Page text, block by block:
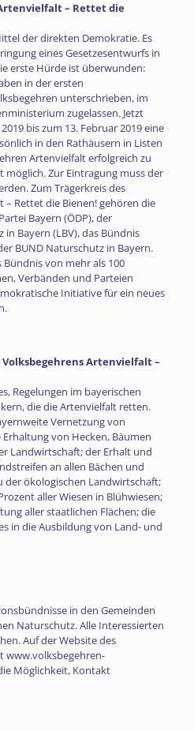
– Rettet die
der direkten Demokratie. Es
eines Gesetzesentwurfs in
erste Hürde ist überwunden:
in der ersten
unterschrieben, im
zugelassen. Jetzt
bis zum 13. Februar 2019 eine
in den Rathäusern in Listen
Artenvielfalt erfolgreich zu
möglich. Zur Eintragung muss der
Zum Trägerkreis des
Rettet die Bienen! gehören die
Bayern (ÖDP), der
Bayern (LBV), das Bündnis
BUND Naturschutz in Bayern.
Bündnis von mehr als 100
Verbänden und Parteien
Initiative für ein neues
Artenvielfalt –
Regelungen im bayerischen
die die Artenvielfalt retten.
Vernetzung von
von Hecken, Bäumen
Landwirtschaft; der Erhalt und
an allen Bächen und
der ökologischen Landwirtschaft;
aller Wiesen in Blühwiesen;
aller staatlichen Flächen; die
in die Ausbildung von Land- und
in den Gemeinden
Naturschutz. Alle Interessierten
Auf der Website des
www.volksbegehren-
Möglichkeit, Kontakt